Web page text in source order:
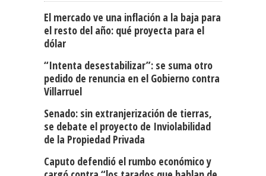
El mercado ve una inflación a la baja para
el resto del año: qué proyecta para el
dólar
“Intenta desestabilizar”: se suma otro
pedido de renuncia en el Gobierno contra
Villarruel
Senado: sin extranjerización de tierras,
se debate el proyecto de Inviolabilidad
de la Propiedad Privada
Caputo defendió el rumbo económico y